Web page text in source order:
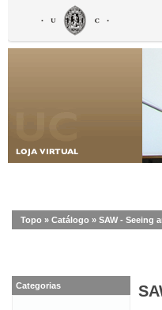
Topo » Catálogo » SAW - Seeing
Categorias